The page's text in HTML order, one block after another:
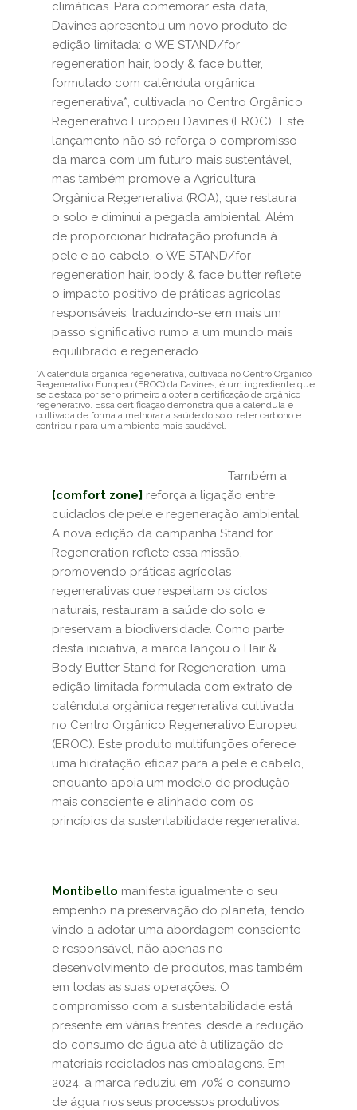
climáticas. Para comemorar esta data,
Davines apresentou um novo produto de
edição limitada: o WE STAND/for
regeneration hair, body & face butter,
formulado com calêndula orgânica
regenerativa*, cultivada no Centro Orgânico
Regenerativo Europeu Davines (EROC),. Este
lançamento não só reforça o compromisso
da marca com um futuro mais sustentável,
mas também promove a Agricultura
Orgânica Regenerativa (ROA), que restaura
o solo e diminui a pegada ambiental. Além
de proporcionar hidratação profunda à
pele e ao cabelo, o WE STAND/for
regeneration hair, body & face butter reflete
o impacto positivo de práticas agrícolas
responsáveis, traduzindo-se em mais um
passo significativo rumo a um mundo mais
equilibrado e regenerado.
*A calêndula orgânica regenerativa, cultivada no Centro Orgânico
Regenerativo Europeu (EROC) da Davines, é um ingrediente que
se destaca por ser o primeiro a obter a certificação de orgânico
regenerativo. Essa certificação demonstra que a calêndula é
cultivada de forma a melhorar a saúde do solo, reter carbono e
contribuir para um ambiente mais saudável.
Também a
[comfort zone] reforça a ligação entre
cuidados de pele e regeneração ambiental.
A nova edição da campanha Stand for
Regeneration reflete essa missão,
promovendo práticas agrícolas
regenerativas que respeitam os ciclos
naturais, restauram a saúde do solo e
preservam a biodiversidade. Como parte
desta iniciativa, a marca lançou o Hair &
Body Butter Stand for Regeneration, uma
edição limitada formulada com extrato de
calêndula orgânica regenerativa cultivada
no Centro Orgânico Regenerativo Europeu
(EROC). Este produto multifunções oferece
uma hidratação eficaz para a pele e cabelo,
enquanto apoia um modelo de produção
mais consciente e alinhado com os
princípios da sustentabilidade regenerativa.
Montibello manifesta igualmente o seu
empenho na preservação do planeta, tendo
vindo a adotar uma abordagem consciente
e responsável, não apenas no
desenvolvimento de produtos, mas também
em todas as suas operações. O
compromisso com a sustentabilidade está
presente em várias frentes, desde a redução
do consumo de água até à utilização de
materiais reciclados nas embalagens. Em
2024, a marca reduziu em 70% o consumo
de água nos seus processos produtivos,